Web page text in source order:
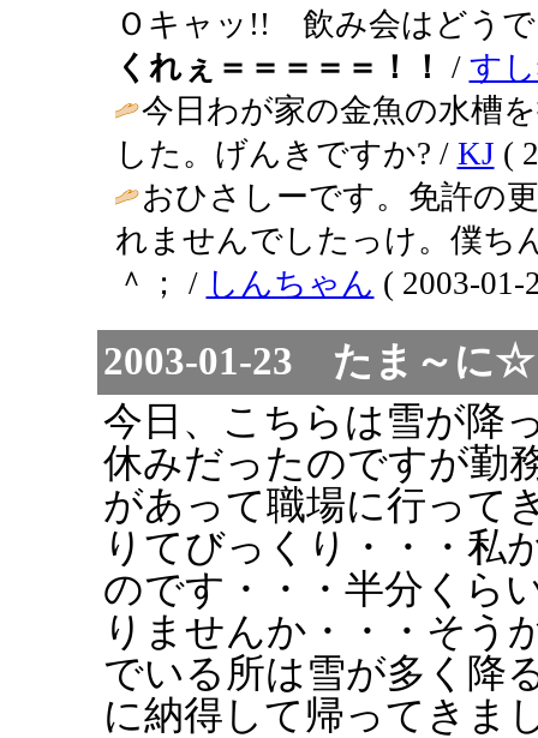
Ｏキャッ!! 飲み会はどう
くれぇ＝＝＝＝＝！！ / す
今日わが家の金魚の水槽
した。げんきですか? / KJ (
おひさしーです。免許の
れませんでしたっけ。僕ち
＾； / しんちゃん ( 2003-01-
2003-01-23 たま～に
今日、こちらは雪が降
休みだったのですが勤
があって職場に行って
りてびっくり・・・私
のです・・・半分くら
りませんか・・・そう
でいる所は雪が多く降
に納得して帰ってきま